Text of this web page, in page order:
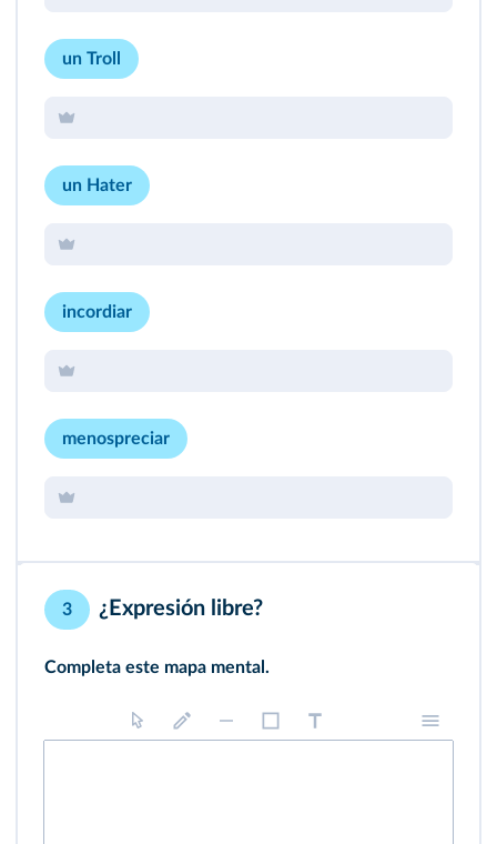
un Troll
un Hater
incordiar
menospreciar
3 ¿Expresión libre?
Completa este mapa mental.